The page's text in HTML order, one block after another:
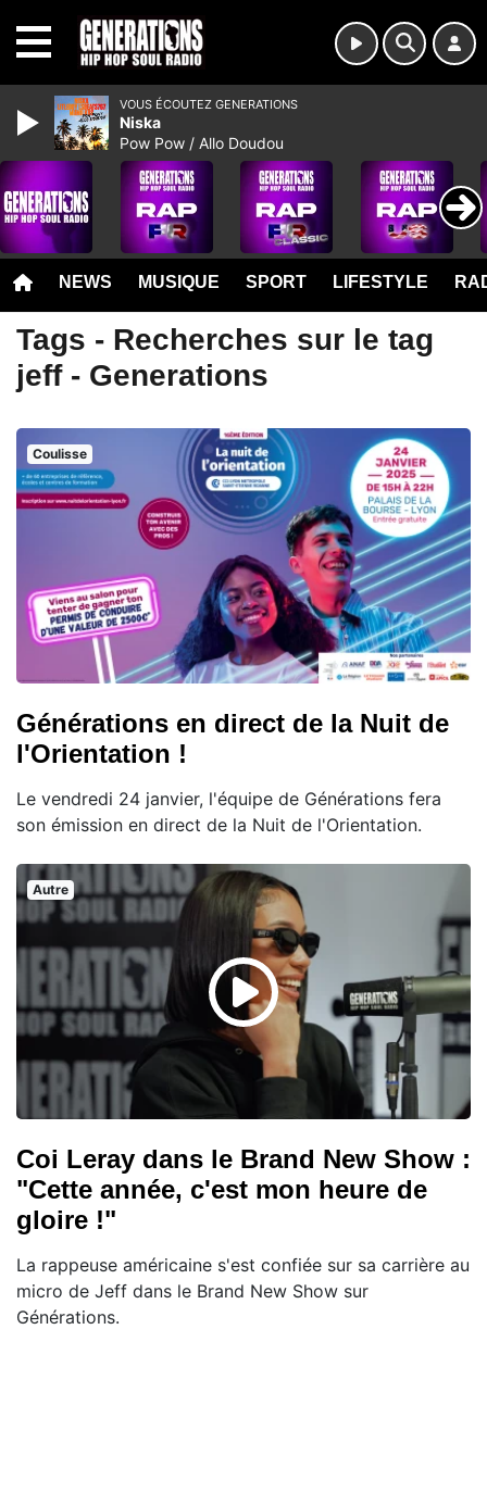
NEWS MUSIQUE SPORT LIFESTYLE
Tags - Recherches sur le tag
jeff - Generations
Coulisse
Générations en direct de la Nuit de
l'Orientation !
Le vendredi 24 janvier, l'équipe de Générations fera
son émission en direct de la Nuit de l'Orientation.
Autre
Coi Leray dans le Brand New Show :
"Cette année, c'est mon heure de
gloire !"
La rappeuse américaine s'est confiée sur sa carrière au
micro de Jeff dans le Brand New Show sur
Générations.
VOUS ÉCOUTEZ GENERATIONS
Niska
Pow Pow / Allo Doudou